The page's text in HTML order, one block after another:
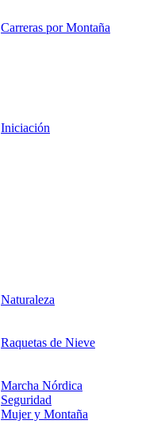
Carreras por Montaña
Iniciación
Naturaleza
Raquetas de Nieve
Marcha Nórdica
Seguridad
Mujer y Montaña